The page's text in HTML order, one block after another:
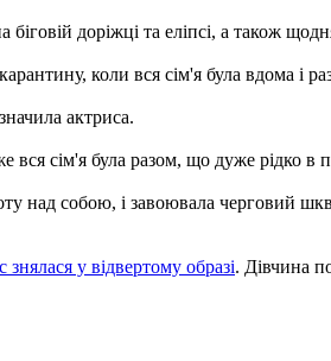
доріжці та еліпсі, а також
коли вся сім'я була вдома і
актриса.
сім'я була разом, що дуже рідко в
над собою, і завоювала черговий
у відвертому образі. Дівчина